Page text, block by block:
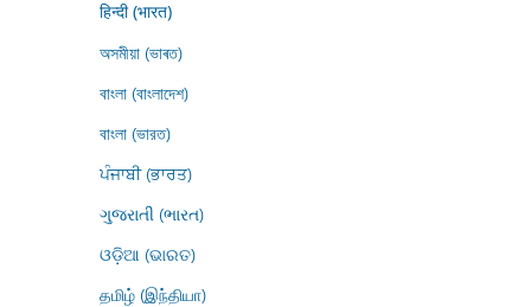
हिन्दी (भारत)
অসমীয়া (ভাৰত)
বাংলা (বাংলাদেশ)
বাংলা (ভারত)
ਪੰਜਾਬੀ (ਭਾਰਤ)
ગુજરાતી (ભારત)
ଓଡ଼ିଆ (ଭାରତ)
தமிழ் (இந்தியா)